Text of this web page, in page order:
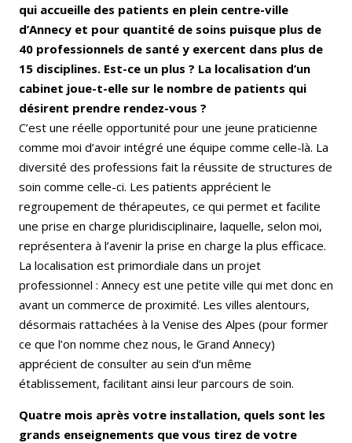
qui accueille des patients en plein centre-ville
d’Annecy et pour quantité de soins puisque plus de
40 professionnels de santé y exercent dans plus de
15 disciplines. Est-ce un plus ? La localisation d’un
cabinet joue-t-elle sur le nombre de patients qui
désirent prendre rendez-vous ?
C’est une réelle opportunité pour une jeune praticienne
comme moi d’avoir intégré une équipe comme celle-là. La
diversité des professions fait la réussite de structures de
soin comme celle-ci. Les patients apprécient le
regroupement de thérapeutes, ce qui permet et facilite
une prise en charge pluridisciplinaire, laquelle, selon moi,
représentera à l’avenir la prise en charge la plus efficace.
La localisation est primordiale dans un projet
professionnel : Annecy est une petite ville qui met donc en
avant un commerce de proximité. Les villes alentours,
désormais rattachées à la Venise des Alpes (pour former
ce que l’on nomme chez nous, le Grand Annecy)
apprécient de consulter au sein d’un même
établissement, facilitant ainsi leur parcours de soin.
Quatre mois après votre installation, quels sont les
grands enseignements que vous tirez de votre